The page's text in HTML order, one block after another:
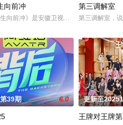
络视听行业一线从业者，回顾过去一年
）2001年7月9日开播的讲座式栏目，栏目
向前冲
生向前冲》是安徽卫视的一档全民榜样健
第三调解室
第三调解室，
39期 6.0 更新至
王牌对王牌